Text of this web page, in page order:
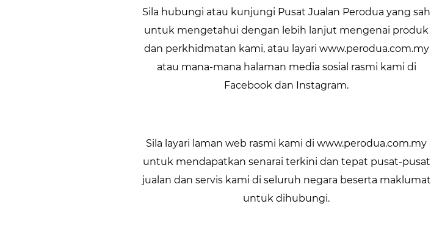
Sila hubungi atau kunjungi Pusat Jualan Perodua yang sah
untuk mengetahui dengan lebih lanjut mengenai produk
dan perkhidmatan kami, atau layari www.perodua.com.my
atau mana-mana halaman media sosial rasmi kami di
Facebook dan Instagram.
Sila layari laman web rasmi kami di www.perodua.com.my
untuk mendapatkan senarai terkini dan tepat pusat-pusat
jualan dan servis kami di seluruh negara beserta maklumat
untuk dihubungi.